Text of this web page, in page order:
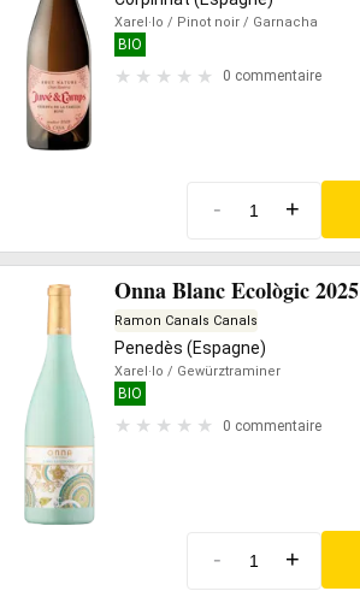
Xarel·lo / Pinot noir / Garnacha
BIO
0 commentaire
- +
Onna Blanc Ecològic 2025
Ramon Canals Canals
Penedès (Espagne)
Xarel·lo / Gewürztraminer
BIO
0 commentaire
- +